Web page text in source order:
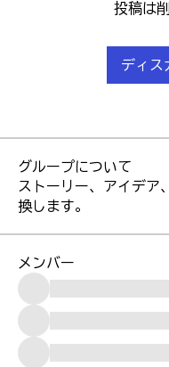
投稿は
ディス
グループについて
ストーリー、アイデア
換します。
メンバー